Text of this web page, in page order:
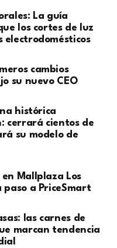
La guía
los cortes de luz
electrodomésticos
cambios
su nuevo CEO
histórica
cerrará cientos de
su modelo de
Mallplaza Los
paso a PriceSmart
las carnes de
marcan tendencia